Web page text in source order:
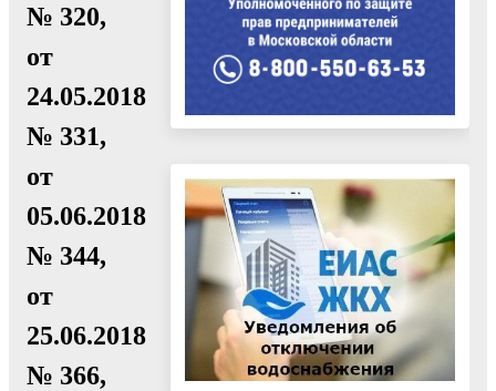
№ 320,
от
24.05.2018
№ 331,
от
05.06.2018
№ 344,
от
25.06.2018
№ 366,